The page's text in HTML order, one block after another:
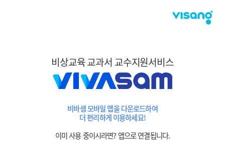
비상교육 교과서 교수지원서비스
비바샘 모바일 앱을 다운로드하여
더 편리하게 이용하세요!
이미 사용 중이시라면? 앱으로 연결됩니다.